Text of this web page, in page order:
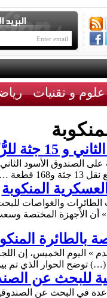
علوم و تقنيات
للرُّكاب
الروسية اليوم الأربعاء 28 ديسمبر
قطعة …
المنكوبة
الطائرات والغواصات
» أن الأجهزة
بالطائرة
» اليوم الخميس، إن
(…) توضح الحوار الذي تم
للبحث عن
في البحث عن